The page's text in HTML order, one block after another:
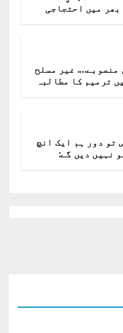
بھر میں احتجاجی
منصوبے…. غیر مسلح
ترمیم کا مطالبہ
تو دور ہم ایک انچ
نہیں دیں گے: